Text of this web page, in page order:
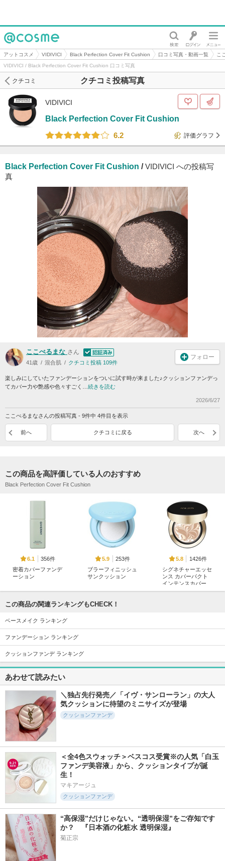
@cosme
アットコスメ VIDIVICI Black Perfection Cover Fit Cushion 口コミ写真・動画一覧
こ
VIDIVICI / Black Perfection Cover Fit Cushion 口コミ写真
クチコミ投稿写真
クチコミ
VIDIVICI
Black Perfection Cover Fit Cushion
6.2
評価グラフ
Black Perfection Cover Fit Cushion /VIDIVICI への投稿写
真
ここぺるまな さん
41歳 混合肌 クチコミ投稿 109件
フォロー
楽しみにしていたファンデーションをついに試す時が来ました♪クッションファンデっ
てカバー力や艶感や色々すごく… 続きを読む
2026/6/27
ここぺるまなさんの投稿写真 - 9件中 4件目を表示
前へ クチコミに戻る 次へ
この商品を高評価している人のおすすめ
Black Perfection Cover Fit Cushion
6.1
356件
密着カバーファンデ
ーション
5.9
253件
ブラーフィニッシュ
サンクッション
5.8
1426件
シグネチャーエッセ
ンス カバーパクト
インテンスカバー
ソフトマットプレス
トパウダー
PHYSIOGEL(フィジ
オジェル)
ニベア
6.0
ロングラスティング
チップコンシーラー
カバーフィットEX
LUNA
ブラーカバークッシ
ョン
LUNA
この商品の関連ランキングもCHECK！
ベースメイク ランキング
ファンデーション ランキング
クッションファンデ ランキング
あわせて読みたい
＼独占先行発売／「イヴ・サンローラン」の大人
気クッションに待望のミニサイズが登場
クッションファンデ
＜全4色スウォッチ＞ベスコス受賞※の人気「白玉
ファンデ美容液」から、クッションタイプが誕
生！
マキアージュ
クッションファンデ
“高保湿”だけじゃない。“透明保湿”をご存知です
か？　『日本酒の化粧水 透明保湿』
菊正宗